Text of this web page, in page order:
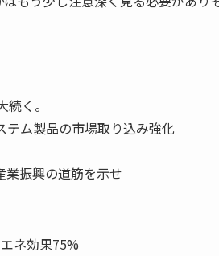
く。
テム製品の市場取り込み強化
業振興の道筋を示せ
ネ効果75%